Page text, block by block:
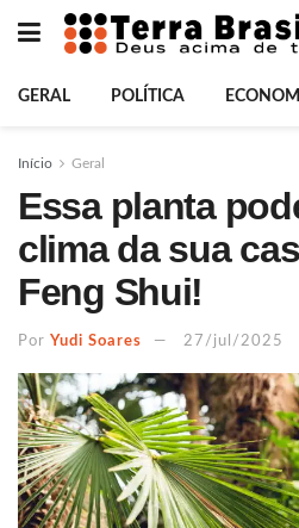
GERAL POLÍTICA
Início Geral
Essa planta
clima da sua
Feng Shui!
Por Yudi Soares 27/jul/2025